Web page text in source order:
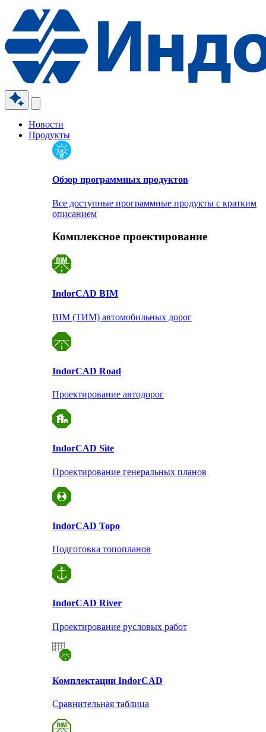
Новости
Продукты
Обзор программных продуктов
Все доступные программные продукты с кратким
описанием
Комплексное проектирование
IndorCAD BIM
BIM (ТИМ) автомобильных дорог
IndorCAD Road
Проектирование автодорог
IndorCAD Site
Проектирование генеральных планов
IndorCAD Topo
Подготовка топопланов
IndorCAD River
Проектирование русловых работ
Комплектации IndorCAD
Сравнительная таблица